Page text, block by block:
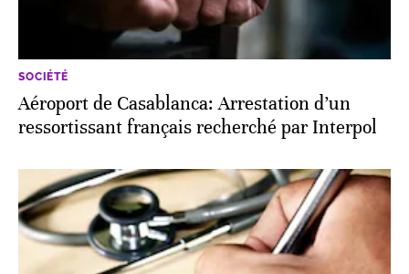
SOCIÉTÉ
Aéroport de Casablanca: Arrestation d’un
ressortissant français recherché par Interpol